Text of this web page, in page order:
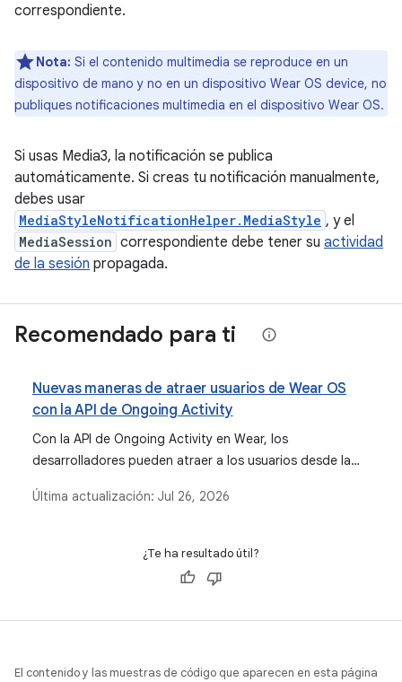
correspondiente.
Nota: Si el contenido multimedia se reproduce en un
dispositivo de mano y no en un dispositivo Wear OS device, no
publiques notificaciones multimedia en el dispositivo Wear OS.
Si usas Media3, la notificación se publica
automáticamente. Si creas tu notificación manualmente,
debes usar
MediaStyleNotificationHelper.MediaStyle , y el
MediaSession correspondiente debe tener su actividad
de la sesión propagada.
Recomendado para ti
Nuevas maneras de atraer usuarios de Wear OS
con la API de Ongoing Activity
Con la API de Ongoing Activity en Wear, los
desarrolladores pueden atraer a los usuarios desde la
cantidad mínima de código, y permitir que esos usuarios
con solo presionar una vez.
Última actualización: Jul 26, 2026
¿Te ha resultado útil?
El contenido y las muestras de código que aparecen en esta página